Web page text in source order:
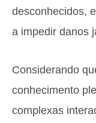
desconhecidos,
a impedir danos
Considerando
conhecimento
complexas